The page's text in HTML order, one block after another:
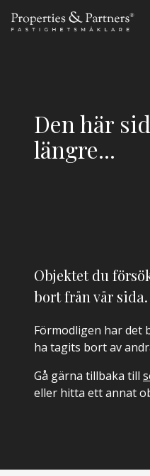
Den här
längre...
Objektet du
bort från vår sida.
Förmodligen har det
ha tagits bort av
Gå gärna tillbaka till
eller hitta ett annat